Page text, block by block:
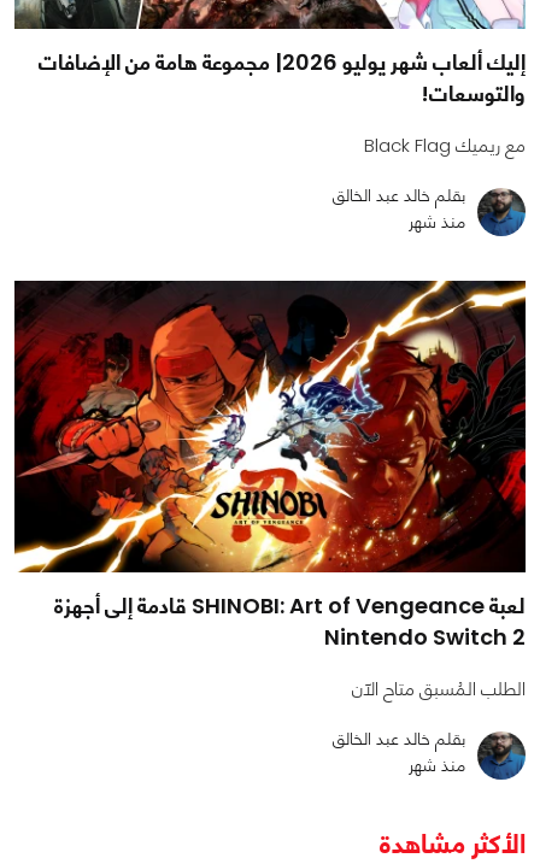
إليك ألعاب شهر يوليو 2026| مجموعة هامة من الإضافات
والتوسعات!
مع ريميك Black Flag
بقلم خالد عبد الخالق
منذ شهر
لعبة SHINOBI: Art of Vengeance قادمة إلى أجهزة
Nintendo Switch 2
الطلب المُسبق متاح الآن
بقلم خالد عبد الخالق
منذ شهر
الأكثر مشاهدة